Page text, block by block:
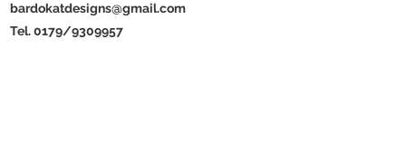
bardokatdesigns@gmail.com
Tel. 0179/9309957